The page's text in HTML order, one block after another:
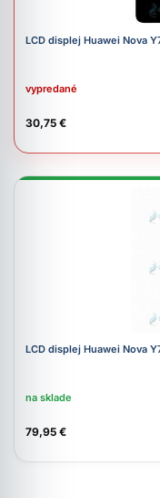
LCD displej Huawei Nova
vypredané
30,75 €
LCD displej Huawei Nova
na sklade
79,95 €